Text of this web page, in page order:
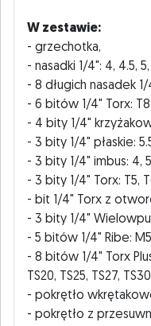
W zestawie:
- grzechotka,
- nasadki 1/4": 4, 4.5, 5,
- 8 długich nasadek 1/
- 6 bitów 1/4" Torx: T8,
- 4 bity 1/4"
- 3 bity 1/4" płaskie:
- 3 bity 1/4" imbus: 4,
- 3 bity 1/4" Torx: T5,
- bit 1/4" Torx z
- 3 bity 1/4"
- 5 bitów 1/4" Ribe:
- 8 bitów 1/4" Torx
TS20, TS25, TS27,
- pokrętło
- pokrętło z